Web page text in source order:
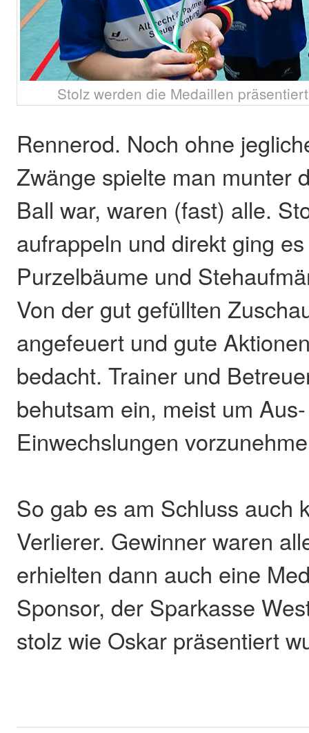
Stolz werden die Medaillen
Rennerod. Noch ohne
Zwänge spielte man munter
Ball war, waren (fast) alle.
aufrappeln und direkt ging
Purzelbäume und
Von der gut gefüllten
angefeuert und gute
bedacht. Trainer und
behutsam ein, meist um
Einwechslungen
So gab es am Schluss auch
Verlierer. Gewinner waren
erhielten dann auch eine
Sponsor, der Sparkasse
stolz wie Oskar präsentiert